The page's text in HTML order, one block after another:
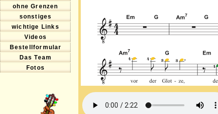
ohne Grenzen
sonstiges
wichtige Links
Videos
Bestellformular
Das Team
Fotos